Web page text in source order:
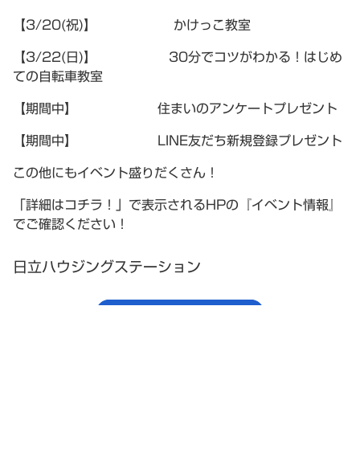
【3/20(祝)】 かけっこ教室
【3/22(日)】 30分でコツがわかる！はじめ
ての自転車教室
【期間中】 住まいのアンケートプレゼント
【期間中】 LINE友だち新規登録プレゼント
この他にもイベント盛りだくさん！
「詳細はコチラ！」で表示されるHPの『イベント情報』
でご確認ください！
日立ハウジングステーション